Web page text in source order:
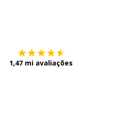
1,47 mi avaliações